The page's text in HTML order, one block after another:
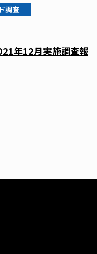
調査
年12月実施調査報